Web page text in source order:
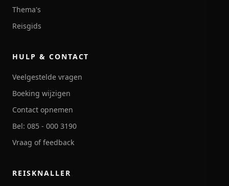
Thema's
Reisgids
HULP & CONTACT
Veelgestelde vragen
Boeking wijzigen
Contact opnemen
Bel: 085 - 000 3190
Vraag of feedback
REISKNALLER